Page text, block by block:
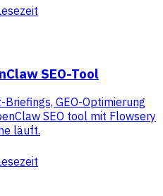
SEO-Tool
GEO-Optimierung
SEO tool mit Flowsery
läuft.